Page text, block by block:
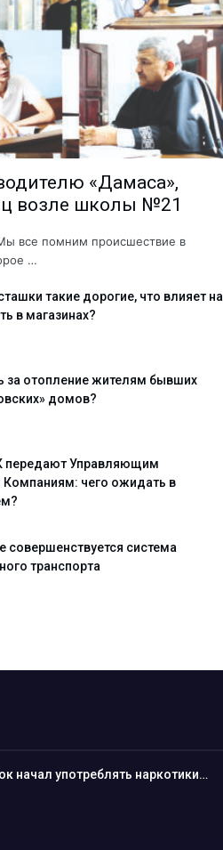
«Дамаса»,
возле школы №21
все помним происшествие в
…
такие дорогие, что влияет на
в магазинах?
за отопление жителям бывших
домов?
Управляющим
чего ожидать в
совершенствуется система
транспорта
начал употреблять наркотики…